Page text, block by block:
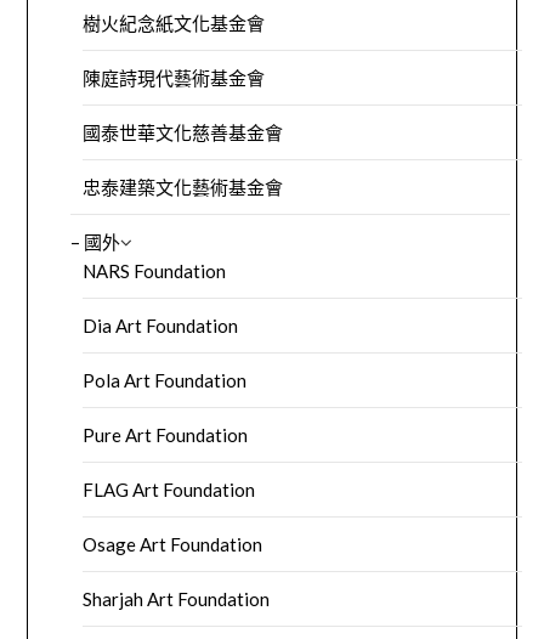
樹火紀念紙文化基金會
陳庭詩現代藝術基金會
國泰世華文化慈善基金會
忠泰建築文化藝術基金會
– 國外
NARS Foundation
Dia Art Foundation
Pola Art Foundation
Pure Art Foundation
FLAG Art Foundation
Osage Art Foundation
Sharjah Art Foundation